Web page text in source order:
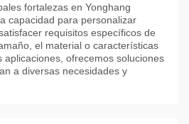
fortalezas en Yonghang
capacidad para personalizar
requisitos específicos de
el material o características
aplicaciones, ofrecemos soluciones
a diversas necesidades y